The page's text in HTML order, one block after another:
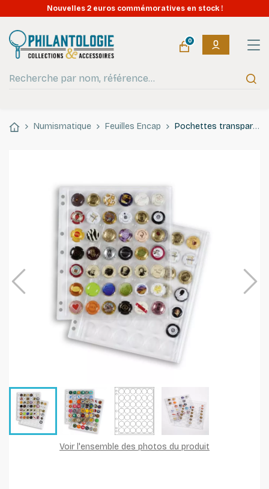
Nouvelles 2 euros commémoratives en stock !
0
Numismatique Feuilles Encap Pochettes transparentes ENCAP pour 42 capsules de champagne, bière, sodas.
Voir l'ensemble des photos du produit